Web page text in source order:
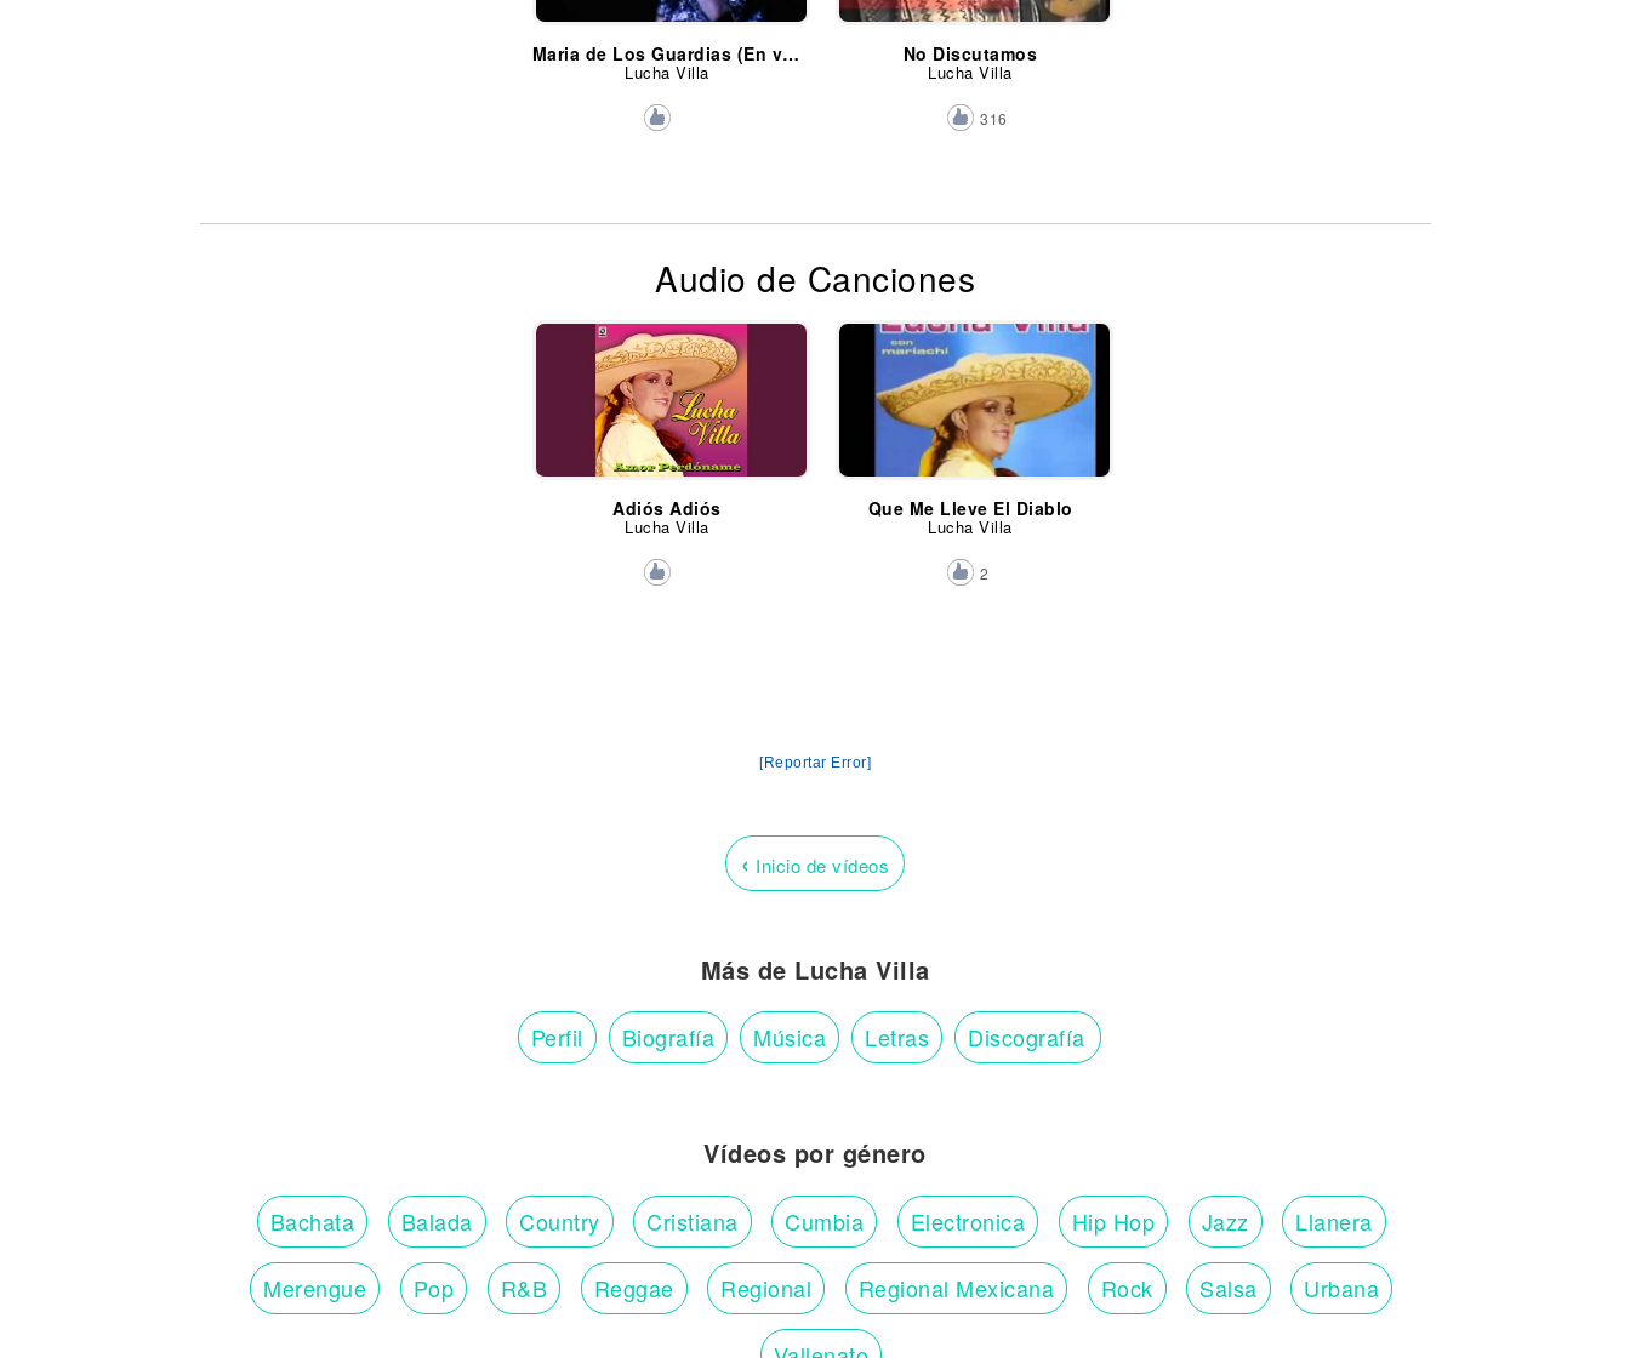
Maria de Los Guardias (En vivo)
Lucha Villa
No Discutamos
Lucha Villa
316
Audio de Canciones
Adiós Adiós
Lucha Villa
Que Me Lleve El Diablo
Lucha Villa
2
[Reportar Error]
‹ Inicio de vídeos
Más de Lucha Villa
Perfil Biografía Música Letras Discografía
Vídeos por género
Bachata Balada Country Cristiana Cumbia Electronica Hip Hop Jazz Llanera
Merengue Pop R&B Reggae Regional Regional Mexicana Rock Salsa Urbana